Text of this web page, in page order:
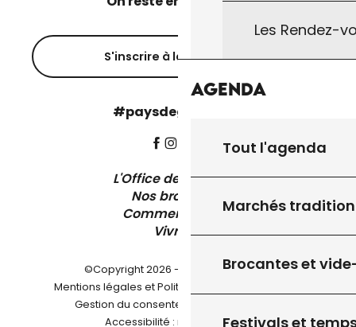
Les Rendez-
Agenda
Tout l'agenda
Marchés
Brocantes et
Festivals et
S'inscrire à la newsletter
#paysdegourdon !
L'Office de Tourisme
Nos brochures
Comment venir ?
Vivre ici
©Copyright 2026 - Pays de Gourdon
Mentions légales et Politique de confidentialité
Gestion du consentement
Accessibilité : non conforme